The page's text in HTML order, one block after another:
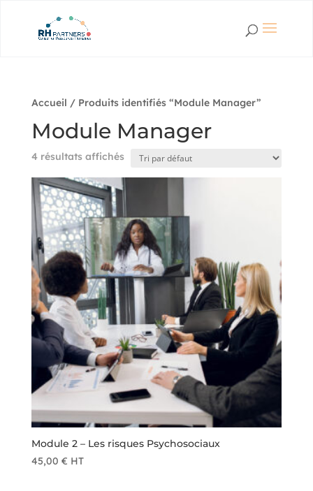
Accueil / Produits identifiés “Module Manager”
Module Manager
4 résultats affichés
Module 2 – Les risques Psychosociaux
45,00 € HT